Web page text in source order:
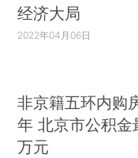
经济大局
2022年04月06日
非京籍五环内购
年 北京市公积
万元